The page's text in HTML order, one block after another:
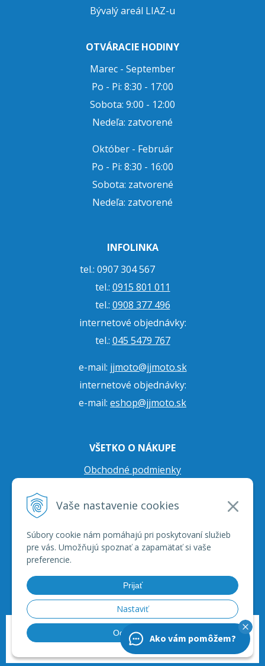
Vaše nastavenie cookies
Súbory cookie nám pomáhajú pri poskytovaní služieb
pre vás. Umožňujú spoznať a zapamätať si vaše
preferencie.
Prijať
Nastaviť
Odmietnuť
Bývalý areál LIAZ-u
OTVÁRACIE HODINY
Marec - September
Po - Pi: 8:30 - 17:00
Sobota: 9:00 - 12:00
Nedeľa: zatvorené
Október - Február
Po - Pi: 8:30 - 16:00
Sobota: zatvorené
Nedeľa: zatvorené
INFOLINKA
tel.: 0907 304 567
tel.: 0915 801 011
tel.: 0908 377 496
internetové objednávky:
tel.: 045 5479 767
e-mail: jjmoto@jjmoto.sk
internetové objednávky:
e-mail: eshop@jjmoto.sk
VŠETKO O NÁKUPE
Obchodné podmienky
Prepravné podmienky
© 2026 JJ Moto - skútre, štvorkolky, moto príslušenstvo, ich servis. •
tvorba
webhosting
Ako vám pomôžem?